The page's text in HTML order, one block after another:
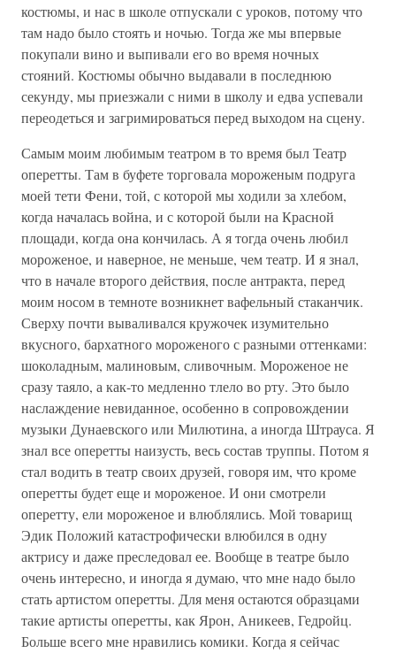
костюмы, и нас в школе отпускали с уроков, потому что
там надо было стоять и ночью. Тогда же мы впервые
покупали вино и выпивали его во время ночных
стояний. Костюмы обычно выдавали в последнюю
секунду, мы приезжали с ними в школу и едва успевали
переодеться и загримироваться перед выходом на сцену.
Самым моим любимым театром в то время был Театр
оперетты. Там в буфете торговала мороженым подруга
моей тети Фени, той, с которой мы ходили за хлебом,
когда началась война, и с которой были на Красной
площади, когда она кончилась. А я тогда очень любил
мороженое, и наверное, не меньше, чем театр. И я знал,
что в начале второго действия, после антракта, перед
моим носом в темноте возникнет вафельный стаканчик.
Сверху почти вываливался кружочек изумительно
вкусного, бархатного мороженого с разными оттенками:
шоколадным, малиновым, сливочным. Мороженое не
сразу таяло, а как-то медленно тлело во рту. Это было
наслаждение невиданное, особенно в сопровождении
музыки Дунаевского или Милютина, а иногда Штрауса. Я
знал все оперетты наизусть, весь состав труппы. Потом я
стал водить в театр своих друзей, говоря им, что кроме
оперетты будет еще и мороженое. И они смотрели
оперетту, ели мороженое и влюблялись. Мой товарищ
Эдик Положий катастрофически влюбился в одну
актрису и даже преследовал ее. Вообще в театре было
очень интересно, и иногда я думаю, что мне надо было
стать артистом оперетты. Для меня остаются образцами
такие артисты оперетты, как Ярон, Аникеев, Гедройц.
Больше всего мне нравились комики. Когда я сейчас